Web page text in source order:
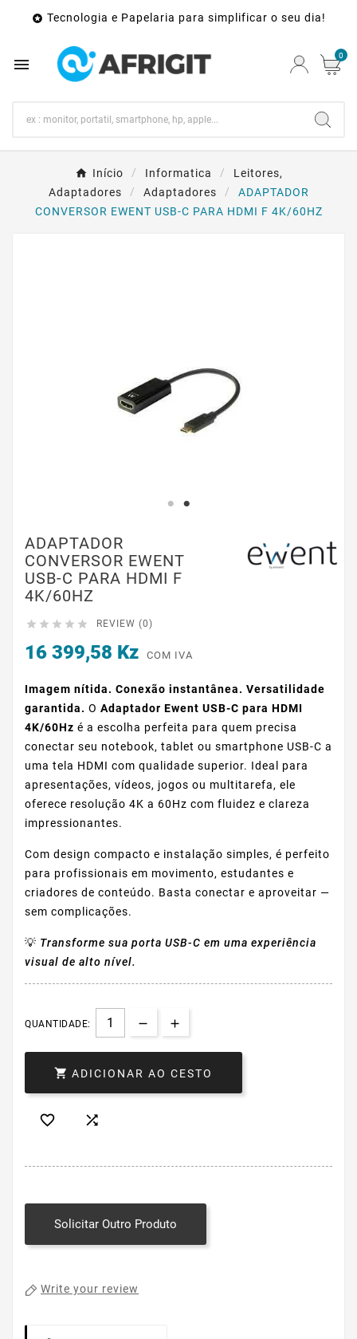
 Tecnologia e Papelaria para simplificar o seu dia!
 0
Início Informatica
Leitores,
Adaptadores
Adaptadores
ADAPTADOR
CONVERSOR EWENT USB-C PARA HDMI F 4K/60HZ
ADAPTADOR
CONVERSOR EWENT
USB-C PARA HDMI F
4K/60HZ
     REVIEW (0)
16 399,58 Kz COM IVA
Imagem nítida. Conexão instantânea. Versatilidade
garantida. O Adaptador Ewent USB-C para HDMI
4K/60Hz é a escolha perfeita para quem precisa
conectar seu notebook, tablet ou smartphone USB-C a
uma tela HDMI com qualidade superior. Ideal para
apresentações, vídeos, jogos ou multitarefa, ele
oferece resolução 4K a 60Hz com fluidez e clareza
impressionantes.
Com design compacto e instalação simples, é perfeito
para profissionais em movimento, estudantes e
criadores de conteúdo. Basta conectar e aproveitar —
sem complicações.
💡 Transforme sua porta USB-C em uma experiência
visual de alto nível.
QUANTIDADE:
 ADICIONAR AO CESTO
 
Solicitar Outro Produto
Write your review